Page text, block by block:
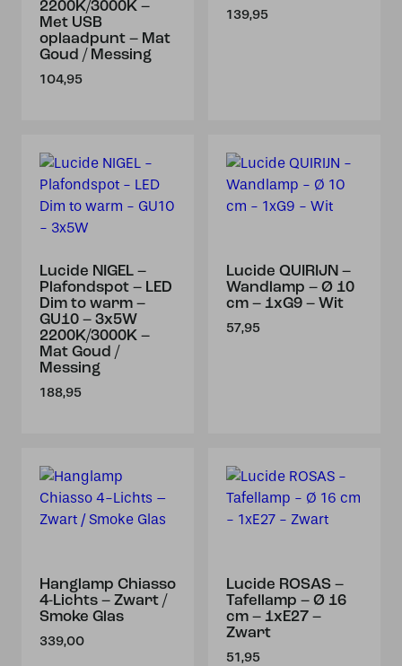
2200K/3000K –
Met USB
oplaadpunt – Mat
Goud / Messing
104,95
139,95
Lucide NIGEL –
Plafondspot – LED
Dim to warm –
GU10 – 3x5W
2200K/3000K –
Mat Goud /
Messing
188,95
Lucide QUIRIJN –
Wandlamp – Ø 10
cm – 1xG9 – Wit
57,95
Hanglamp Chiasso
4-Lichts – Zwart /
Smoke Glas
339,00
Lucide ROSAS –
Tafellamp – Ø 16
cm – 1xE27 –
Zwart
51,95